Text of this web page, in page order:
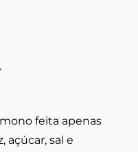
feita apenas
açúcar, sal e